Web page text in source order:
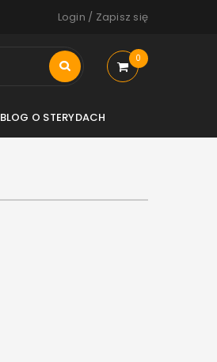
Login / Zapisz się
0
BLOG O STERYDACH